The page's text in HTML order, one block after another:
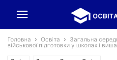
Головна Освіта Загальна
військової підготовки у школах і